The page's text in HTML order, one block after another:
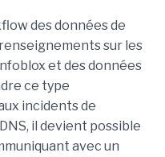
des données de
sur les
et des données
ce type
incidents de
il devient possible
avec un